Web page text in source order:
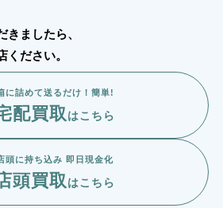
きましたら、
ください。
に詰めて送るだけ！簡単!
配買取 はこちら
頭に持ち込み 即日現金化
頭買取 はこちら